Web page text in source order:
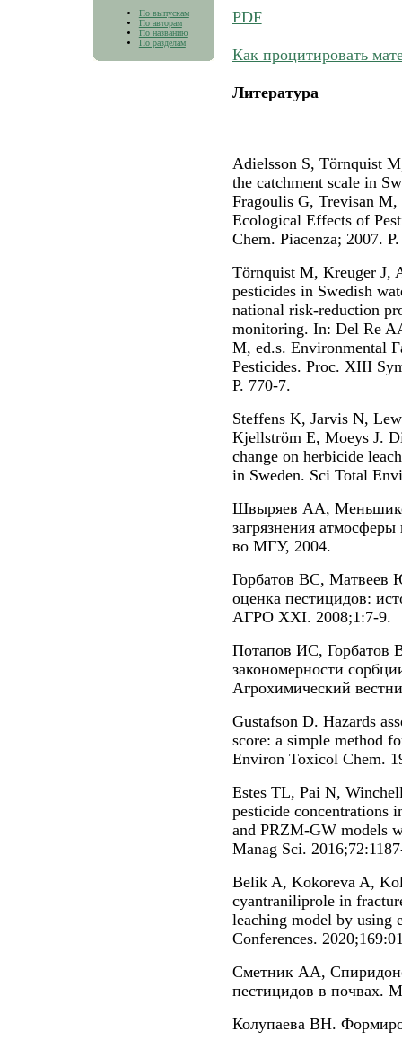
По выпускам
По авторам
По названию
По разделам
PDF
Как процитировать
Литература
Adielsson S, Törnquist
the catchment scale in
Fragoulis G, Trevisan M,
Ecological Effects of
Chem. Piacenza; 2007.
Törnquist M, Kreuger J,
pesticides in Swedish
national risk-reduction
monitoring. In: Del Re
M, ed.s. Environmental
Pesticides. Proc. XIII
P. 770-7.
Steffens K, Jarvis N,
Kjellström E, Moeys J.
change on herbicide
in Sweden. Sci Total
Швыряев АА,
загрязнения
во МГУ, 2004.
Горбатов ВС, Матвеев
оценка пестицидов:
АГРО XXI. 2008;1:7-9.
Потапов ИС, Горбатов
закономерности
Агрохимический
Gustafson D. Hazards
score: a simple method
Environ Toxicol Chem.
Estes TL, Pai N,
pesticide concentrations
and PRZM-GW models
Manag Sci.
Belik A, Kokoreva A,
cyantraniliprole in
leaching model by using
Conferences.
Сметник АА,
пестицидов в почвах.
Колупаева ВН.